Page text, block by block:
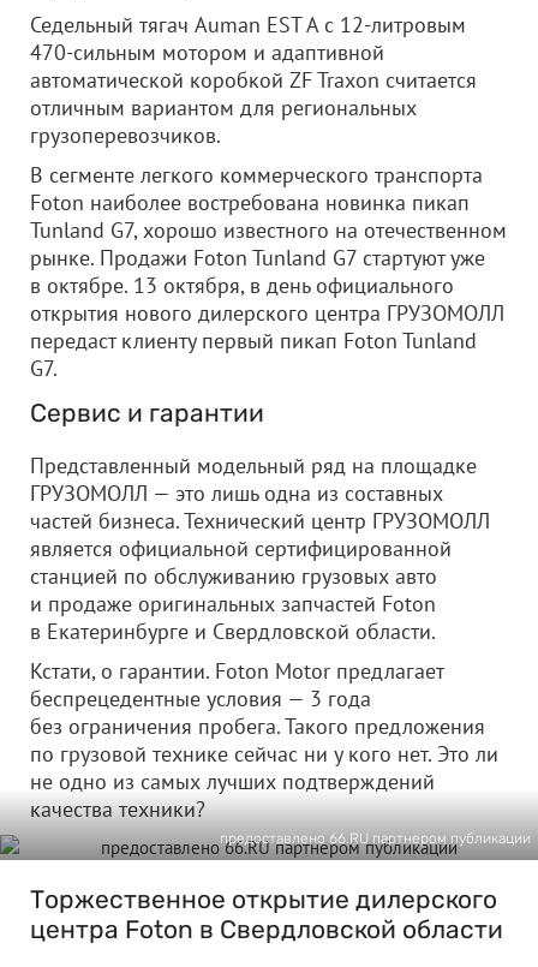
Седельный тягач Auman EST A c 12-литровым
470-сильным мотором и адаптивной
автоматической коробкой ZF Traxon считается
отличным вариантом для региональных
грузоперевозчиков.
В сегменте легкого коммерческого транспорта
Foton наиболее востребована новинка пикап
Tunland G7, хорошо известного на отечественном
рынке. Продажи Foton Tunland G7 стартуют уже
в октябре. 13 октября, в день официального
открытия нового дилерского центра ГРУЗОМОЛЛ
передаст клиенту первый пикап Foton Tunland
G7.
Сервис и гарантии
Представленный модельный ряд на площадке
ГРУЗОМОЛЛ — это лишь одна из составных
частей бизнеса. Технический центр ГРУЗОМОЛЛ
является официальной сертифицированной
станцией по обслуживанию грузовых авто
и продаже оригинальных запчастей Foton
в Екатеринбурге и Свердловской области.
Кстати, о гарантии. Foton Motor предлагает
беспрецедентные условия — 3 года
без ограничения пробега. Такого предложения
по грузовой технике сейчас ни у кого нет. Это ли
не одно из самых лучших подтверждений
качества техники?
предоставлено 66.RU партнером публикации
Торжественное открытие дилерского
центра Foton в Свердловской области